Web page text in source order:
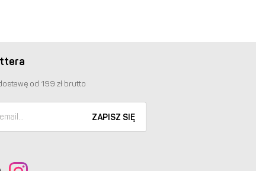
od 199 zł brutto
ZAPISZ SIĘ